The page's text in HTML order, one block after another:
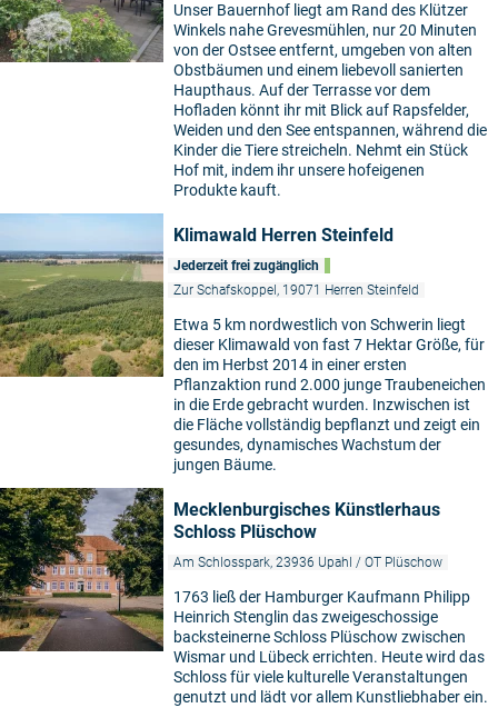
Unser Bauernhof liegt am Rand des Klützer
Winkels nahe Grevesmühlen, nur 20 Minuten
von der Ostsee entfernt, umgeben von alten
Obstbäumen und einem liebevoll sanierten
Haupthaus. Auf der Terrasse vor dem
Hofladen könnt ihr mit Blick auf Rapsfelder,
Weiden und den See entspannen, während die
Kinder die Tiere streicheln. Nehmt ein Stück
Hof mit, indem ihr unsere hofeigenen
Produkte kauft.
Klimawald Herren Steinfeld
Jederzeit frei zugänglich
Zur Schafskoppel, 19071 Herren Steinfeld
Etwa 5 km nordwestlich von Schwerin liegt
dieser Klimawald von fast 7 Hektar Größe, für
den im Herbst 2014 in einer ersten
Pflanzaktion rund 2.000 junge Traubeneichen
in die Erde gebracht wurden. Inzwischen ist
die Fläche vollständig bepflanzt und zeigt ein
gesundes, dynamisches Wachstum der
jungen Bäume.
Mecklenburgisches Künstlerhaus
Schloss Plüschow
Am Schlosspark, 23936 Upahl / OT Plüschow
1763 ließ der Hamburger Kaufmann Philipp
Heinrich Stenglin das zweigeschossige
backsteinerne Schloss Plüschow zwischen
Wismar und Lübeck errichten. Heute wird das
Schloss für viele kulturelle Veranstaltungen
genutzt und lädt vor allem Kunstliebhaber ein.